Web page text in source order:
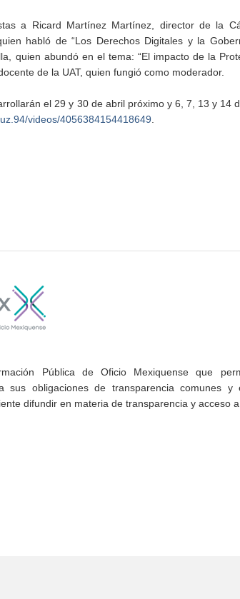
a Ricard Martínez Martínez, director de la
habló de “Los Derechos Digitales y la
quien abundó en el tema: “El impacto de la
de la UAT, quien fungió como moderador.
el 29 y 30 de abril próximo y 6, 7, 13 y 14
videos/4056384154418649
Pública de Oficio Mexiquense que
sus obligaciones de transparencia comunes
difundir en materia de transparencia y acceso